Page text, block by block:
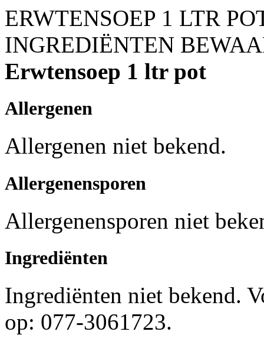
ERWTENSOEP 1 LTR
INGREDIËNTEN
Erwtensoep 1 ltr pot
Allergenen
Allergenen niet bekend.
Allergenensporen
Allergenensporen niet
Ingrediënten
Ingrediënten niet bekend.
op: 077-3061723.